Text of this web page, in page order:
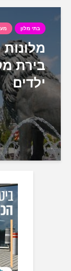
בתי מלון
בירת
ילדים